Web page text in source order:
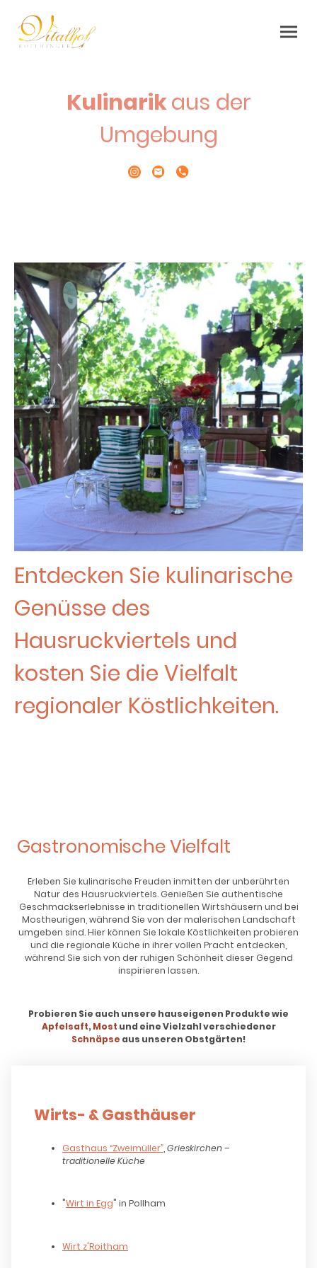
Kulinarikaus der
Umgebung
Entdecken Sie kulinarische
Genüsse des
Hausruckviertels und
kosten Sie die Vielfalt
regionaler Köstlichkeiten.
Gastronomische Vielfalt
Erleben Sie kulinarische Freuden inmitten der unberührten
Natur des Hausruckviertels. Genießen Sie authentische
Geschmackserlebnisse in traditionellen Wirtshäusern und bei
Mostheurigen, während Sie von der malerischen Landschaft
umgeben sind. Hier können Sie lokale Köstlichkeiten probieren
und die regionale Küche in ihrer vollen Pracht entdecken,
während Sie sich von der ruhigen Schönheit dieser Gegend
inspirieren lassen.
Probieren Sie auch unsere hauseigenen Produkte wie
Apfelsaft, Most und eine Vielzahl verschiedener
Schnäpse aus unseren Obstgärten!
Wirts- & Gasthäuser
Gasthaus “Zweimüller” Grieskirchen –
traditionelle Küche
"Wirt in Egg" in Pollham
Wirt z'Roitham